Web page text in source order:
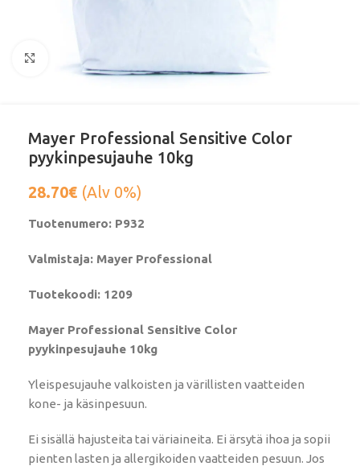
Klikkaa suurentaaksesi
Mayer Professional Sensitive Color
pyykinpesujauhe 10kg
28.70€ (Alv 0%)
Tuotenumero: P932
Valmistaja: Mayer Professional
Tuotekoodi: 1209
Mayer Professional Sensitive Color
pyykinpesujauhe 10kg
Yleispesujauhe valkoisten ja värillisten vaatteiden
kone- ja käsinpesuun.
Ei sisällä hajusteita tai väriaineita. Ei ärsytä ihoa ja sopii
pienten lasten ja allergikoiden vaatteiden pesuun. Jos